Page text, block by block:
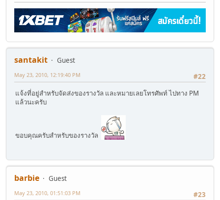
santakit
Guest
#22
May 23, 2010, 12:19:40 PM
แจ้งที่อยู่สำหรับจัดส่งของรางวัล และหมายเลยโทรศัพท์ ไปทาง PM
แล้วนะครับ
ขอบคุณครับสำหรับของรางวัล
barbie
Guest
#23
May 23, 2010, 01:51:03 PM